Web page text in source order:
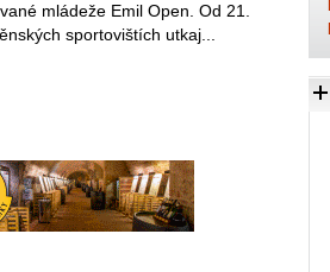
mládeže Emil Open. Od 21.
sportovištích utkaj...